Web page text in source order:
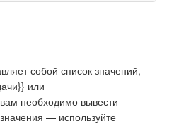
собой список значений,
или
необходимо вывести
— используйте